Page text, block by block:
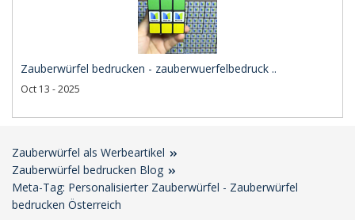
Zauberwürfel bedrucken - zauberwuerfelbedruck ..
Oct 13 - 2025
Zauberwürfel als Werbeartikel
Zauberwürfel bedrucken Blog
Meta-Tag: Personalisierter Zauberwürfel - Zauberwürfel
bedrucken Österreich